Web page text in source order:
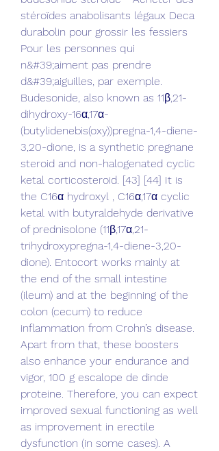
stéroïdes anabolisants légaux Deca
durabolin pour grossir les fessiers
Pour les personnes qui
n&#39;aiment pas prendre
d&#39;aiguilles, par exemple.
Budesonide, also known as 11β,21-
dihydroxy-16α,17α-
(butylidenebis(oxy))pregna-1,4-diene-
3,20-dione, is a synthetic pregnane
steroid and non-halogenated cyclic
ketal corticosteroid. [43] [44] It is
the C16α hydroxyl , C16α,17α cyclic
ketal with butyraldehyde derivative
of prednisolone (11β,17α,21-
trihydroxypregna-1,4-diene-3,20-
dione). Entocort works mainly at
the end of the small intestine
(ileum) and at the beginning of the
colon (cecum) to reduce
inflammation from Crohn’s disease.
Apart from that, these boosters
also enhance your endurance and
vigor, 100 g escalope de dinde
proteine. Therefore, you can expect
improved sexual functioning as well
as improvement in erectile
dysfunction (in some cases). A